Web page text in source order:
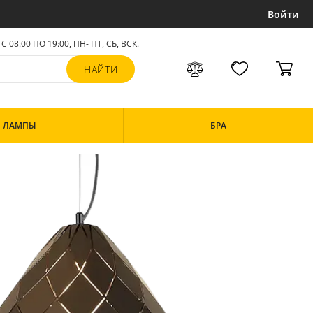
Войти
С 08:00 ПО 19:00, ПН- ПТ,СБ, ВСК.
ЛАМПЫ БРА